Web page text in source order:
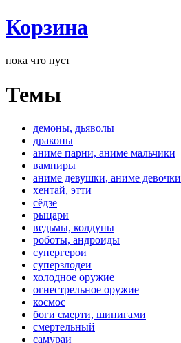
Корзина
пока что пуст
Темы
демоны, дьяволы
драконы
аниме парни, аниме мальчики
вампиры
аниме девушки, аниме девочки
хентай, этти
сёдзе
рыцари
ведьмы, колдуны
роботы, андроиды
супергерои
суперзлодеи
холодное оружие
огнестрельное оружие
космос
боги смерти, шинигами
смертельный
самураи